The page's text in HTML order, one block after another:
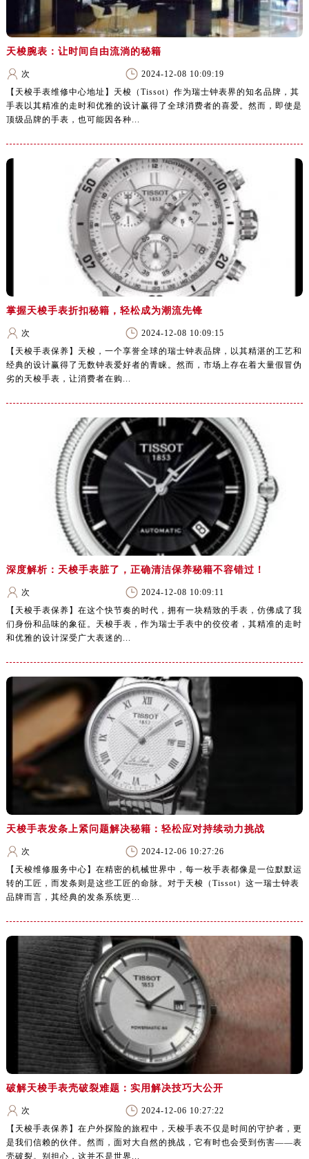
天梭腕表：让时间自由流淌的秘籍
次
2024-12-08 10:09:19
【天梭手表维修中心地址】天梭（Tissot）作为瑞士钟表界的知名品牌，其
手表以其精准的走时和优雅的设计赢得了全球消费者的喜爱。然而，即使是
顶级品牌的手表，也可能因各种...
掌握天梭手表折扣秘籍，轻松成为潮流先锋
次
2024-12-08 10:09:15
【天梭手表保养】天梭，一个享誉全球的瑞士钟表品牌，以其精湛的工艺和
经典的设计赢得了无数钟表爱好者的青睐。然而，市场上存在着大量假冒伪
劣的天梭手表，让消费者在购...
深度解析：天梭手表脏了，正确清洁保养秘籍不容错过！
次
2024-12-08 10:09:11
【天梭手表保养】在这个快节奏的时代，拥有一块精致的手表，仿佛成了我
们身份和品味的象征。天梭手表，作为瑞士手表中的佼佼者，其精准的走时
和优雅的设计深受广大表迷的...
天梭手表发条上紧问题解决秘籍：轻松应对持续动力挑战
次
2024-12-06 10:27:26
【天梭维修服务中心】在精密的机械世界中，每一枚手表都像是一位默默运
转的工匠，而发条则是这些工匠的命脉。对于天梭（Tissot）这一瑞士钟表
品牌而言，其经典的发条系统更...
破解天梭手表壳破裂难题：实用解决技巧大公开
次
2024-12-06 10:27:22
【天梭手表保养】在户外探险的旅程中，天梭手表不仅是时间的守护者，更
是我们信赖的伙伴。然而，面对大自然的挑战，它有时也会受到伤害——表
壳破裂。别担心，这并不是世界...